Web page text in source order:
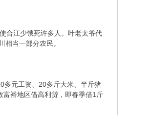
合江少饿死许多人。叶老太爷代
当一部分农民。
元工资、20多斤大米、半斤猪
富裕地区借高利贷，即春季借1斤